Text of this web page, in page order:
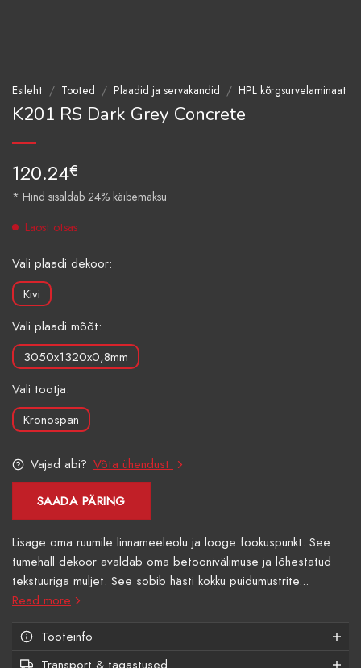
Esileht / Tooted / Plaadid ja servakandid / HPL kõrgsurvelaminaat
K201 RS Dark Grey Concrete
120.24€
* Hind sisaldab 24% käibemaksu
Laost otsas
Vali plaadi dekoor:
Kivi
Vali plaadi mõõt:
3050x1320x0,8mm
Vali tootja:
Kronospan
Vajad abi? Võta ühendust
SAADA PÄRING
Lisage oma ruumile linnameeleolu ja looge fookuspunkt. See
tumehall dekoor avaldab oma betoonivälimuse ja lõhestatud
tekstuuriga muljet. See sobib hästi kokku puidumustrite...
Read more
Tooteinfo